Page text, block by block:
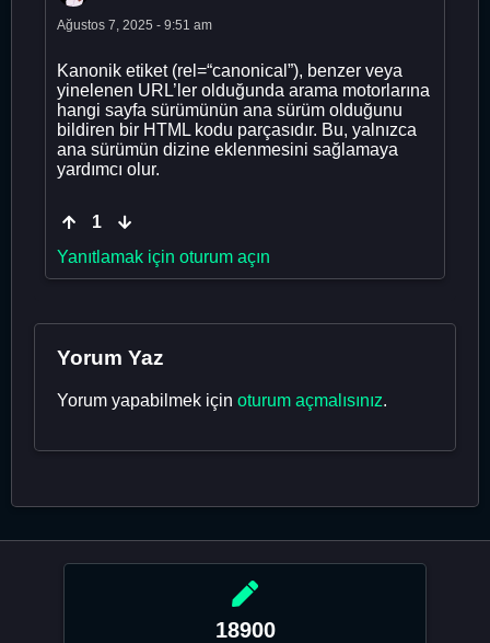
Ağustos 7, 2025 - 9:51 am
Kanonik etiket (rel=“canonical”), benzer veya
yinelenen URL’ler olduğunda arama motorlarına
hangi sayfa sürümünün ana sürüm olduğunu
bildiren bir HTML kodu parçasıdır. Bu, yalnızca
ana sürümün dizine eklenmesini sağlamaya
yardımcı olur.
1
Yanıtlamak için oturum açın
Yorum Yaz
Yorum yapabilmek için oturum açmalısınız.
18900